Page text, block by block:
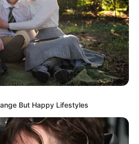
But Happy Lifestyles